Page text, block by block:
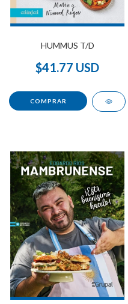
HUMMUS T/D
$41.77 USD